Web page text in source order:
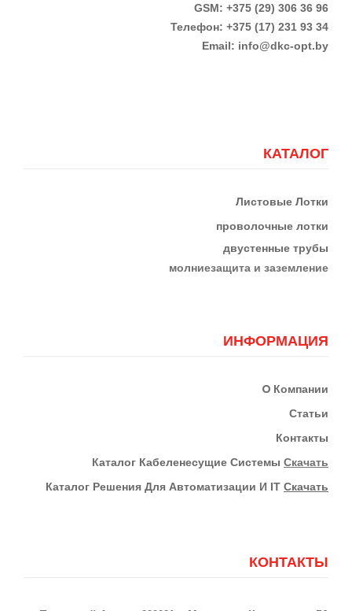
GSM: +375 (29) 306 36 96
Телефон: +375 (17) 231 93 34
Email: info@dkc-opt.by
КАТАЛОГ
Листовые Лотки
проволочные лотки
двустенные трубы
молниезащита и заземление
ИНФОРМАЦИЯ
О Компании
Статьи
Контакты
КАталог Кабеленесущие Системы Скачать
Каталог Решения Для Автоматизации И IT Скачать
КОНТАКТЫ